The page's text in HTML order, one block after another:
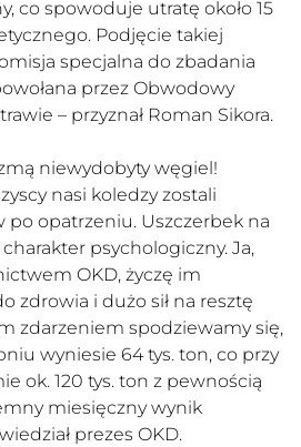
co spowoduje utratę około 15
Podjęcie takiej
specjalna do zbadania
przez Obwodowy
– przyznał Roman Sikora.
niewydobyty węgiel!
nasi koledzy zostali
opatrzeniu. Uszczerbek na
psychologiczny. Ja,
OKD, życzę im
zdrowia i dużo sił na resztę
zdarzeniem spodziewamy się,
wyniesie 64 tys. ton, co przy
ok. 120 tys. ton z pewnością
miesięczny wynik
prezes OKD.